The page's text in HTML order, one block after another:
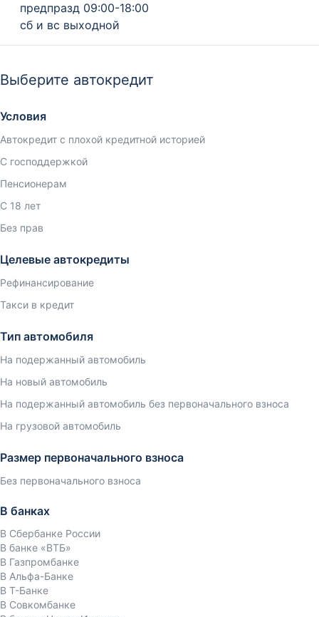
предпразд 09:00-18:00
сб и вс выходной
Выберите автокредит
Условия
Автокредит с плохой кредитной историей
С господдержкой
Пенсионерам
С 18 лет
Без прав
Целевые автокредиты
Рефинансирование
Такси в кредит
Тип автомобиля
На подержанный автомобиль
На новый автомобиль
На подержанный автомобиль без первоначального взноса
На грузовой автомобиль
Размер первоначального взноса
Без первоначального взноса
В банках
В Сбербанке России
В банке «ВТБ»
В Газпромбанке
В Альфа-Банке
В Т-Банке
В Совкомбанке